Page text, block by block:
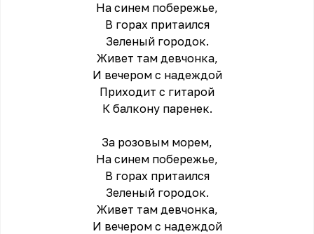
На синем побережье,
В горах притаился
Зеленый городок.
Живет там девчонка,
И вечером с надеждой
Приходит с гитарой
К балкону паренек.
За розовым морем,
На синем побережье,
В горах притаился
Зеленый городок.
Живет там девчонка,
И вечером с надеждой